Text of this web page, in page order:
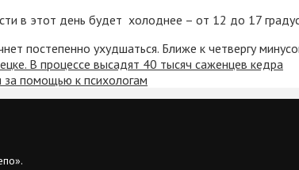
в этот день будет холоднее – от 12 до 17
постепенно ухудшаться. Ближе к четвергу
В процессе высадят 40 тысяч саженцев кедра
за помощью к психологам